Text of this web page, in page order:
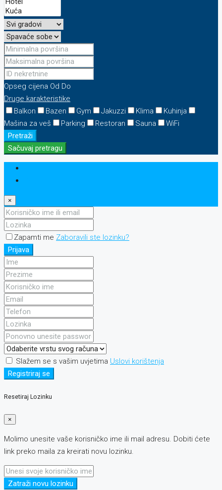
Opseg cijena Od Do
Druge karakteristike
Balkon
Bazen Gym Jakuzzi Klima
Kuhinja
Mašina za veš
Parking Restoran Sauna
WiFi
Pretraži
Sačuvaj pretragu
×
Zapamti me Zaboravili ste lozinku?
Prijava
Slažem se s vašim uvjetima Uslovi korištenja
Registriraj se
Resetiraj Lozinku
×
Molimo unesite vaše korisničko ime ili mail adresu. Dobiti ćete
link preko maila za kreirati novu lozinku.
Zatraži novu lozinku